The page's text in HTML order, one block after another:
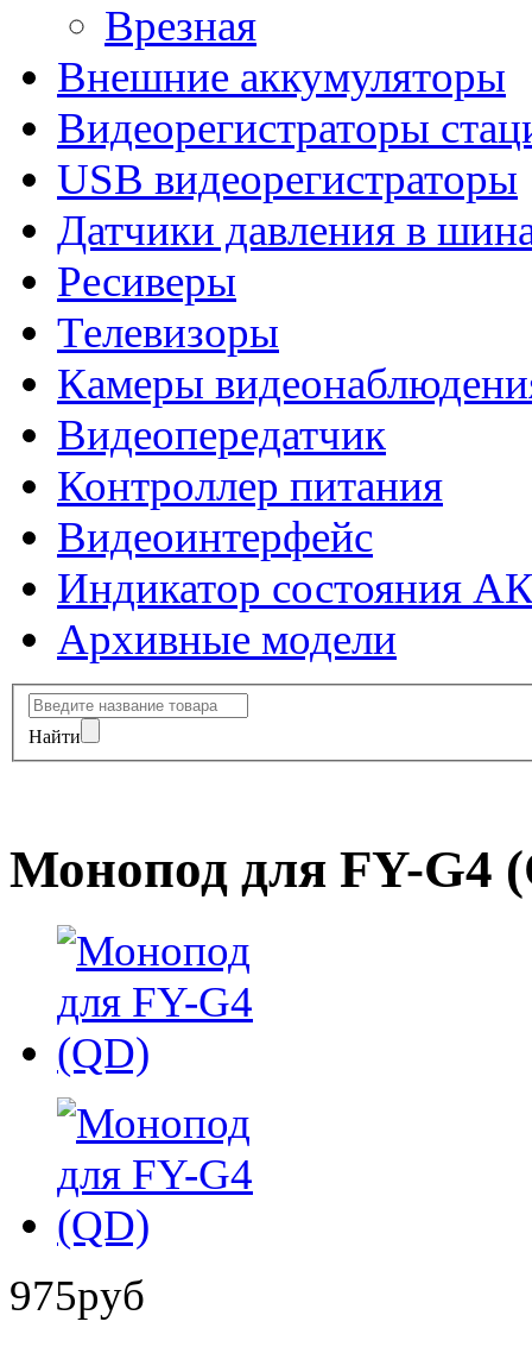
Врезная
Внешние аккумуляторы
Видеорегистраторы
USB видеорегистраторы
Датчики давления в
Ресиверы
Телевизоры
Камеры
Видеопередатчик
Контроллер питания
Видеоинтерфейс
Индикатор состояния
Архивные модели
Найти
Монопод для FY-G4
975руб